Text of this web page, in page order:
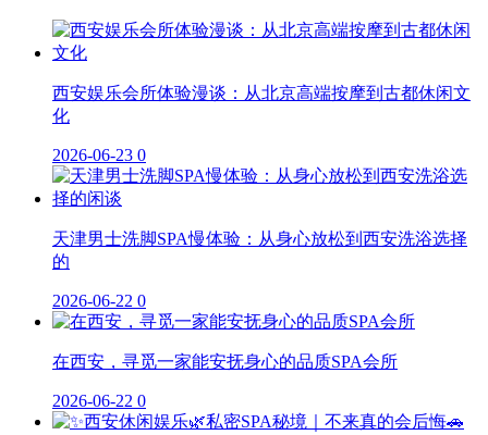
西安娱乐会所体验漫谈：从北京高端按摩到古都休闲文
化
2026-06-23 0
天津男士洗脚SPA慢体验：从身心放松到西安洗浴选择
的
2026-06-22 0
在西安，寻觅一家能安抚身心的品质SPA会所
2026-06-22 0